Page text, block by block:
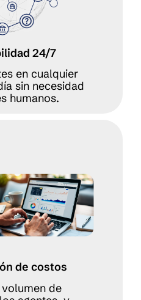
24/7
en cualquier
sin necesidad
humanos.
de costos
de